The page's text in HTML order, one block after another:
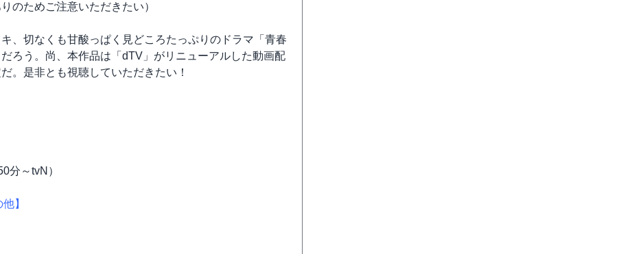
のためご注意いただきたい）
、切なくも甘酸っぱく見どころたっぷりのドラマ「青春
ろう。尚、本作品は「dTV」がリニューアルした動画配
。是非とも視聴していただきたい！
分～tvN）
他】